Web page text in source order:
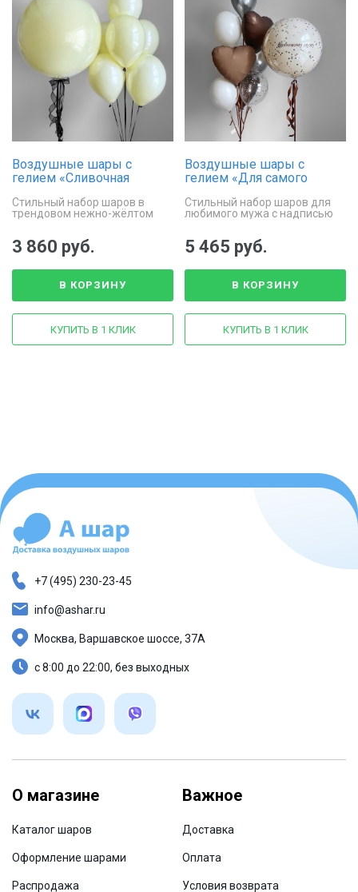
Воздушные шары с
гелием «Сливочная
Стильный набор шаров в
трендовом нежно-жёлтом
3 860 руб.
В КОРЗИНУ
КУПИТЬ В 1 КЛИК
Воздушные шары с
гелием «Для самого
Стильный набор шаров для
любимого мужа с надписью
5 465 руб.
В КОРЗИНУ
КУПИТЬ В 1 КЛИК
О магазине
Каталог шаров
Оформление шарами
Распродажа
Важное
Доставка
Оплата
Условия возврата
+7 (495) 230-23-45
info@ashar.ru
Москва, Варшавское шоссе, 37А
с 8:00 до 22:00, без выходных